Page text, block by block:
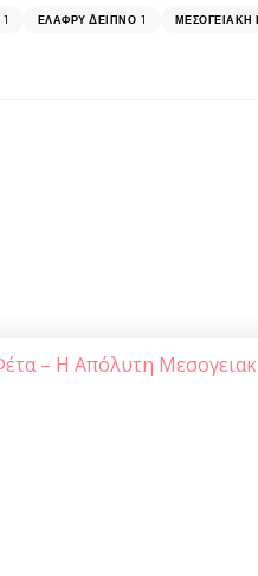
1 ΕΛΑΦΡΎ ΔΕΊΠΝΟ 1 ΜΕΣΟΓΕΙΑΚΉ